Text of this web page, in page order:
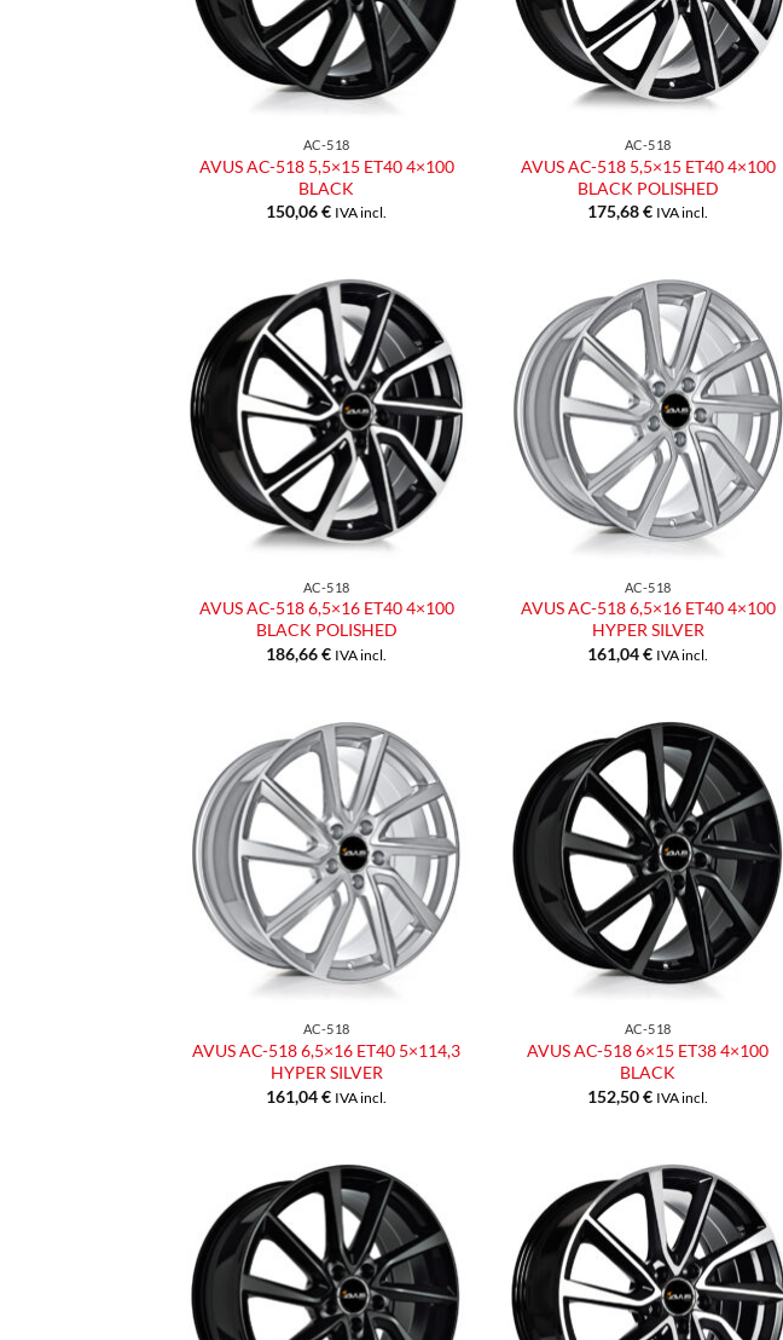
AC-518
AVUS AC-518 5,5×15 ET40 4×100
BLACK
150,06€ IVA incl.
AC-518
AVUS AC-518 5,5×15 ET40 4×100
BLACK POLISHED
175,68€ IVA incl.
Aggiungi
alla lista
dei
desideri
AC-518
AVUS AC-518 6,5×16 ET40 4×100
BLACK POLISHED
186,66€ IVA incl.
Aggiungi
alla lista
dei
desideri
AC-518
AVUS AC-518 6,5×16 ET40 4×100
HYPER SILVER
161,04€ IVA incl.
Aggiungi
alla lista
dei
desideri
AC-518
AVUS AC-518 6,5×16 ET40 5×114,3
HYPER SILVER
161,04€ IVA incl.
Aggiungi
alla lista
dei
desideri
AC-518
AVUS AC-518 6×15 ET38 4×100
BLACK
152,50€ IVA incl.
Aggiungi
alla lista
dei
desideri
Aggiungi
alla lista
dei
desideri